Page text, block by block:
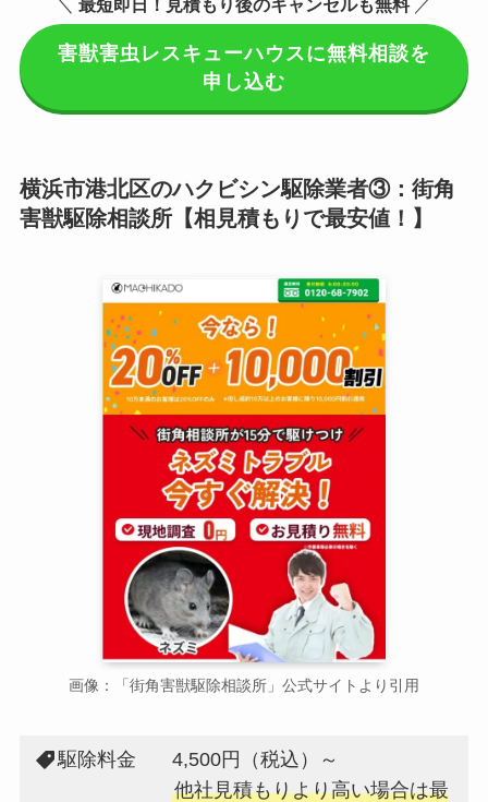
＼ 最短即日！見積もり後のキャンセルも無料／
害獣害虫レスキューハウスに無料相談を
申し込む
横浜市港北区のハクビシン駆除業者③：街角
害獣駆除相談所【相見積もりで最安値！】
画像：「街角害獣駆除相談所」公式サイトより引用
駆除料金
4,500円（税込）～
他社見積もりより高い場合は最